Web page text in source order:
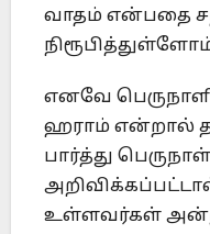
வாதம் என்பதை
எனவே
ஹராம் என்றால்
பார்த்து
உள்ளவர்கள்